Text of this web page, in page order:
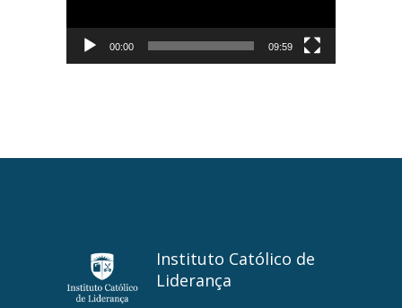
00:00 09:59
Instituto Católico de
Liderança